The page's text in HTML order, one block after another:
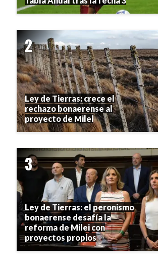
Ley de Tierras: crece el
rechazo bonaerense al
proyecto de Milei
Ley de Tierras: el peronismo
bonaerense desafía la
reforma de Milei con
proyectos propios